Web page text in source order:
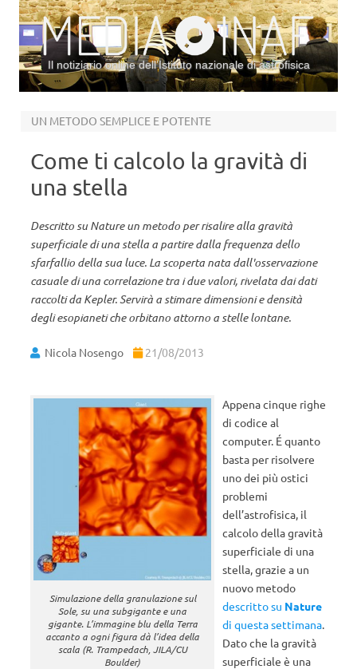
Il notiziario online dell’Istituto nazionale di astrofisica
UN METODO SEMPLICE E POTENTE
Come ti calcolo la gravità di
una stella
Descritto su Nature un metodo per risalire alla gravità
superficiale di una stella a partire dalla frequenza dello
sfarfallio della sua luce. La scoperta nata dall'osservazione
casuale di una correlazione tra i due valori, rivelata dai dati
raccolti da Kepler. Servirà a stimare dimensioni e densità
degli esopianeti che orbitano attorno a stelle lontane.
Nicola Nosengo 21/08/2013
Simulazione della granulazione sul
Sole, su una subgigante e una
gigante. L’immagine blu della Terra
accanto a ogni figura dà l’idea della
scala (R. Trampedach, JILA/CU
Boulder)
Appena cinque righe
di codice al
computer. É quanto
basta per risolvere
uno dei più ostici
problemi
dell’astrofisica, il
calcolo della gravità
superficiale di una
stella, grazie a un
nuovo metodo
descritto su Nature
di questa settimana.
Dato che la gravità
superficiale è una